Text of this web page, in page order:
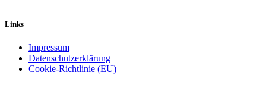
Links
Impressum
Datenschutzerklärung
Cookie-Richtlinie (EU)